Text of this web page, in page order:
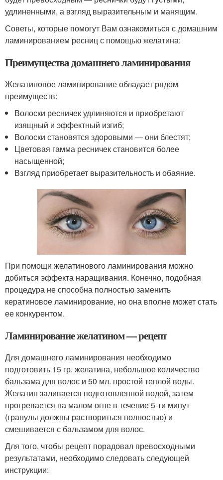
удлиненными, а взгляд выразительным и манящим.
Советы, которые помогут Вам ознакомиться с домашним
ламинированием ресниц с помощью желатина:
Преимущества домашнего ламинирования
Желатиновое ламинирование обладает рядом
преимуществ:
Волоски ресничек удлиняются и приобретают
изящный и эффектный изгиб;
Волоски становятся здоровыми — они блестят;
Цветовая гамма ресничек становится более
насыщенной;
Взгляд приобретает выразительность и обаяние.
При помощи желатинового ламинирования можно
добиться эффекта наращивания. Конечно, подобная
процедура не способна полностью заменить
кератиновое ламинирование, но она вполне может стать
ее конкурентом.
Ламинирование желатином — рецепт
Для домашнего ламинирования необходимо
подготовить 15 гр. желатина, небольшое количество
бальзама для волос и 50 мл. простой теплой воды.
Желатин заливается подготовленной водой, затем
прогревается на малом огне в течение 5-ти минут
(гранулы должны раствориться полностью) и
смешивается с бальзамом для волос.
Для того, чтобы рецепт порадовал превосходными
результатами, необходимо следовать следующей
инструкции: